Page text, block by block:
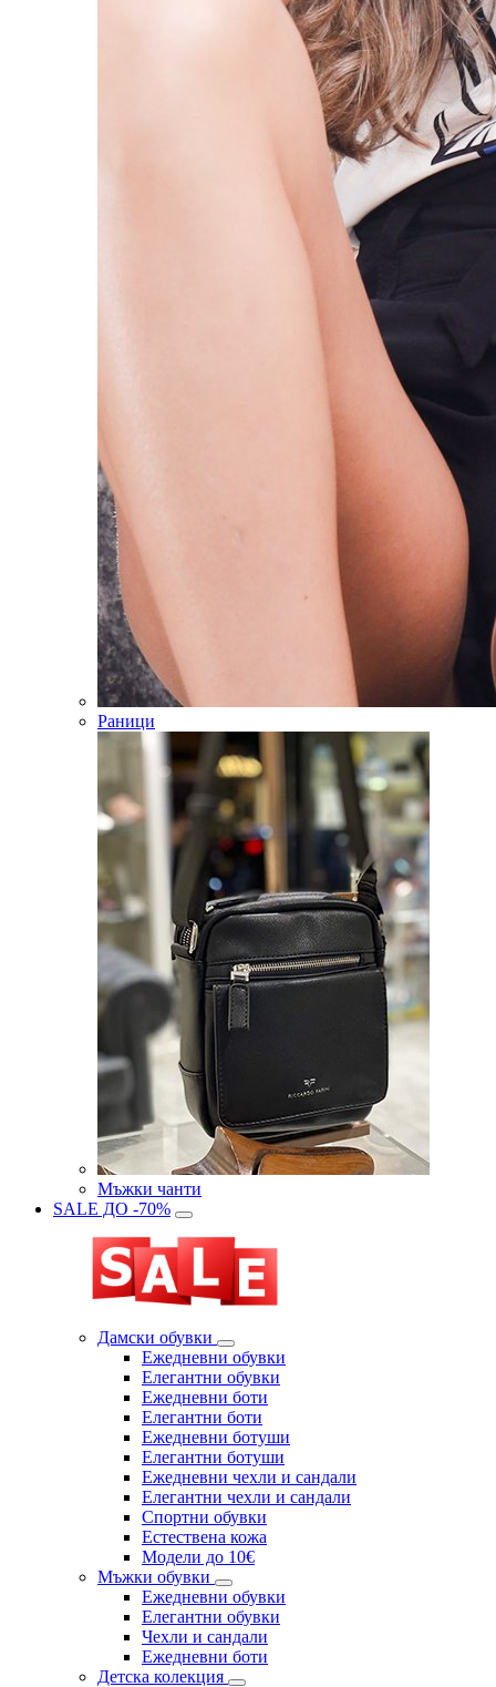
Раници
Мъжки чанти
SALE ДО -70%
Дамски обувки
Eжедневни обувки
Eлегантни обувки
Eжедневни боти
Eлегантни боти
Eжедневни ботуши
Eлегантни ботуши
Ежедневни чехли и сандали
Елегантни чехли и сандали
Спортни обувки
Естествена кожа
Модели до 10€
Мъжки обувки
Ежедневни обувки
Елегантни обувки
Чехли и сандали
Ежедневни боти
Детска колекция